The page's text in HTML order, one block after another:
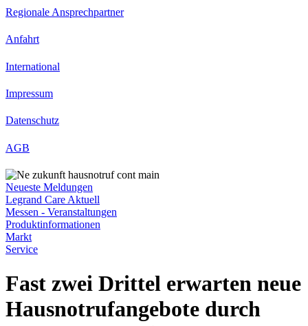
Regionale Ansprechpartner
Anfahrt
International
Impressum
Datenschutz
AGB
Neueste Meldungen
Legrand Care Aktuell
Messen - Veranstaltungen
Produktinformationen
Markt
Service
Fast zwei Drittel erwarten neue
Hausnotrufangebote durch